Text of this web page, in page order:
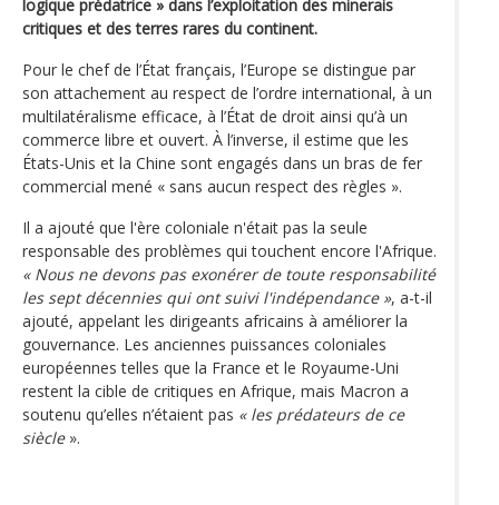
logique prédatrice » dans l’exploitation des minerais
critiques et des terres rares du continent.
Pour le chef de l’État français, l’Europe se distingue par
son attachement au respect de l’ordre international, à un
multilatéralisme efficace, à l’État de droit ainsi qu’à un
commerce libre et ouvert. À l’inverse, il estime que les
États-Unis et la Chine sont engagés dans un bras de fer
commercial mené « sans aucun respect des règles ».
Il a ajouté que l'ère coloniale n'était pas la seule
responsable des problèmes qui touchent encore l'Afrique.
« Nous ne devons pas exonérer de toute responsabilité
les sept décennies qui ont suivi l'indépendance », a-t-il
ajouté, appelant les dirigeants africains à améliorer la
gouvernance. Les anciennes puissances coloniales
européennes telles que la France et le Royaume-Uni
restent la cible de critiques en Afrique, mais Macron a
soutenu qu’elles n’étaient pas « les prédateurs de ce
siècle».